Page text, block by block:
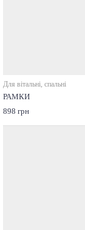
Для вітальні, спальні
РАМКИ
898 грн